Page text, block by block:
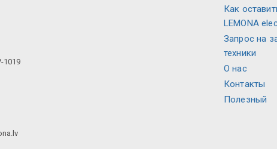
1019
Как
LEMONA
Запрос на
техники
О нас
Контакты
Полезный